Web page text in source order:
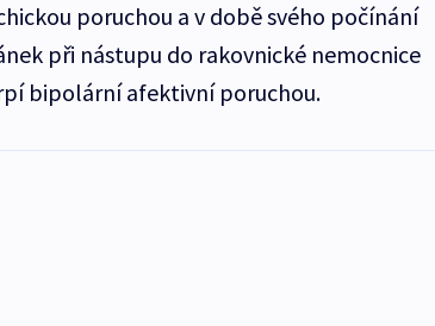
poruchou a v době svého počínání
při nástupu do rakovnické nemocnice
bipolární afektivní poruchou.